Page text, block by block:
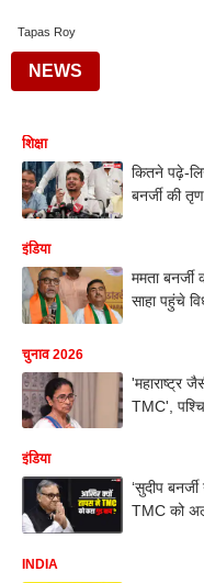
Tapas Roy
NEWS
शिक्षा
कितने पढ़े-
बनर्जी की
इंडिया
ममता
साहा पहुंचे
चुनाव 2026
'महाराष्ट्र
TMC',
इंडिया
‘सुदीप
TMC को
INDIA